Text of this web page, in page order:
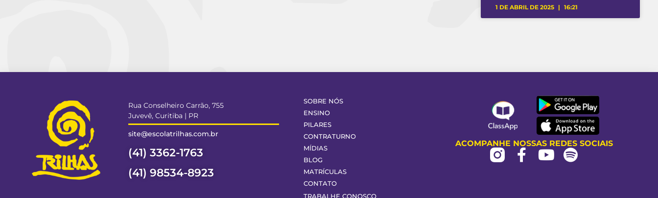
1 DE ABRIL DE 2025 16:21
Rua Conselheiro Carrão, 755
Juvevê, Curitiba | PR
site@escolatrilhas.com.br
(41) 3362-1763
(41) 98534-8923
SOBRE NÓS
ENSINO
PILARES
CONTRATURNO
MÍDIAS
BLOG
MATRÍCULAS
CONTATO
TRABALHE CONOSCO
ACOMPANHE NOSSAS REDES SOCIAIS